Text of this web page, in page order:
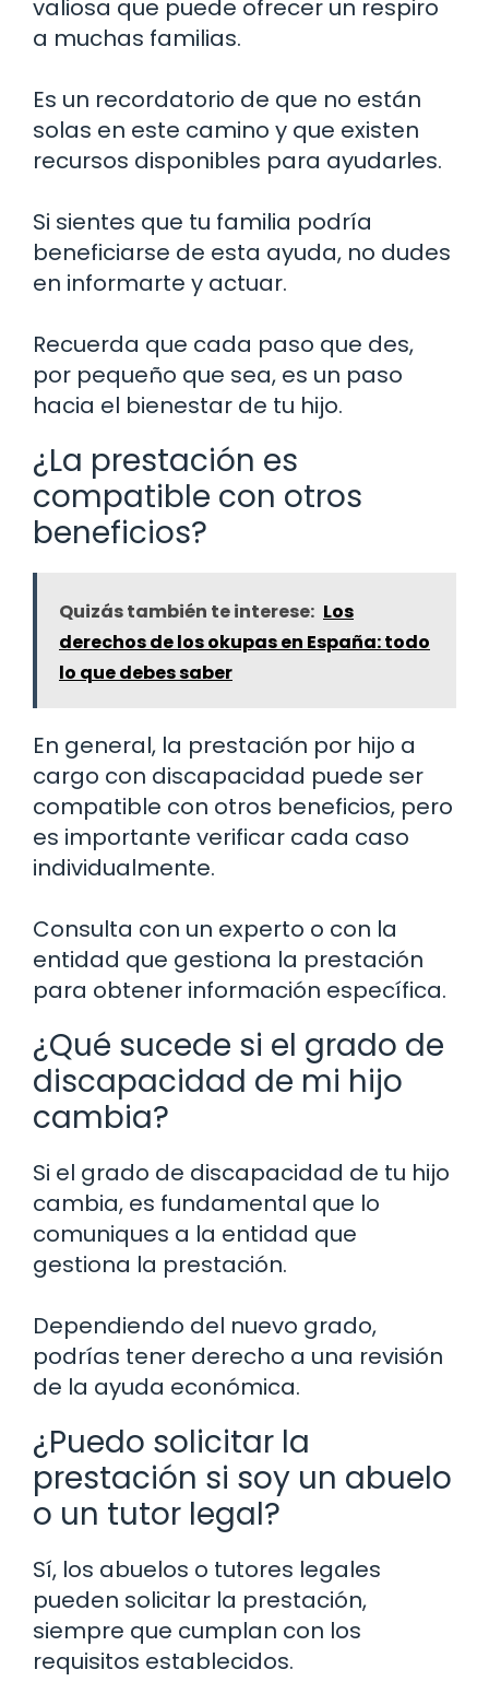
valiosa que puede ofrecer un respiro
a muchas familias.
Es un recordatorio de que no están
solas en este camino y que existen
recursos disponibles para ayudarles.
Si sientes que tu familia podría
beneficiarse de esta ayuda, no dudes
en informarte y actuar.
Recuerda que cada paso que des,
por pequeño que sea, es un paso
hacia el bienestar de tu hijo.
¿La prestación es
compatible con otros
beneficios?
Quizás también te interese: Los
derechos de los okupas en España: todo
lo que debes saber
En general, la prestación por hijo a
cargo con discapacidad puede ser
compatible con otros beneficios, pero
es importante verificar cada caso
individualmente.
Consulta con un experto o con la
entidad que gestiona la prestación
para obtener información específica.
¿Qué sucede si el grado de
discapacidad de mi hijo
cambia?
Si el grado de discapacidad de tu hijo
cambia, es fundamental que lo
comuniques a la entidad que
gestiona la prestación.
Dependiendo del nuevo grado,
podrías tener derecho a una revisión
de la ayuda económica.
¿Puedo solicitar la
prestación si soy un abuelo
o un tutor legal?
Sí, los abuelos o tutores legales
pueden solicitar la prestación,
siempre que cumplan con los
requisitos establecidos.